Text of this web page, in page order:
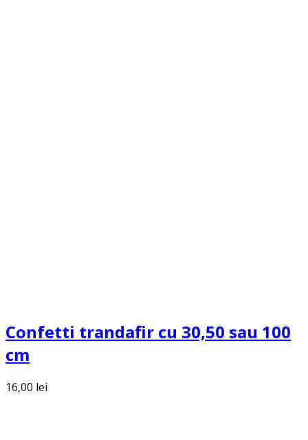
Confetti trandafir cu 30,50 sau 100
cm
16,00 lei